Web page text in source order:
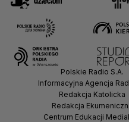
Polskie Radio S.A.
Informacyjna Agencja
Redakcja Katolicka
Redakcja
Centrum Edukacji